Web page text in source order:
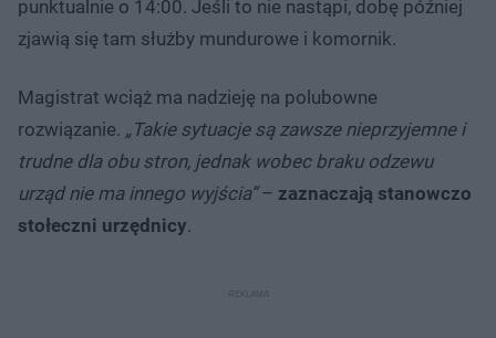
punktualnie o 14:00. Jeśli to nie nastąpi, dobę później
zjawią się tam służby mundurowe i komornik.
Magistrat wciąż ma nadzieję na polubowne
rozwiązanie. „Takie sytuacje są zawsze nieprzyjemne i
trudne dla obu stron, jednak wobec braku odzewu
urząd nie ma innego wyjścia”– zaznaczają stanowczo
stołeczni urzędnicy.